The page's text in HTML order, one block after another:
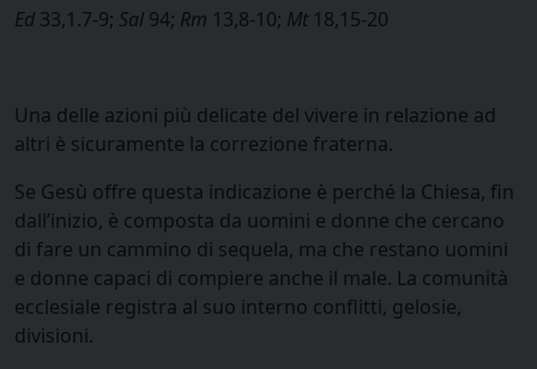
Ed 33,1.7-9; Sal 94; Rm 13,8-10; Mt 18,15-20
Una delle azioni più delicate del vivere in relazione ad
altri è sicuramente la correzione fraterna.
Se Gesù offre questa indicazione è perché la Chiesa, fin
dall’inizio, è composta da uomini e donne che cercano
di fare un cammino di sequela, ma che restano uomini
e donne capaci di compiere anche il male. La comunità
ecclesiale registra al suo interno conflitti, gelosie,
divisioni.